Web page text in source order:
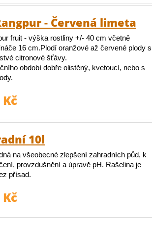
- Červená limeta
fruit - výška rostliny +/- 40 cm včetně
16 cm.Plodí oranžové až červené plody s
citronové šťávy.
období dobře olistěný, kvetoucí, nebo s
Kč
10l
na všeobecné zlepšení zahradních půd, k
provzdušnění a úpravě pH. Rašelina je
přísad.
Kč